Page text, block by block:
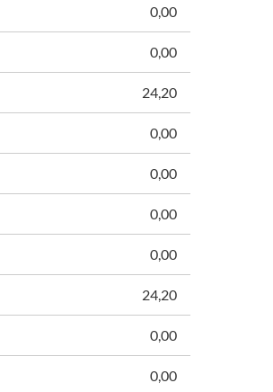
0,00
0,00
24,20
0,00
0,00
0,00
0,00
24,20
0,00
0,00